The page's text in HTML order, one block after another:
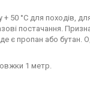
50 °C для походів, для
постачання.
де є пропан або
1 метр.